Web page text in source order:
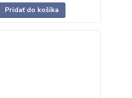
Pridať do košíka